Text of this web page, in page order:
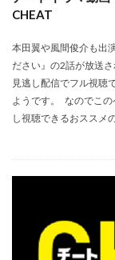
CHEAT
本田翼や風間俊介も出
ださい』の2話が放送
見逃し配信でフル視聴
ようです。 なのでこの
し視聴できるおススメ